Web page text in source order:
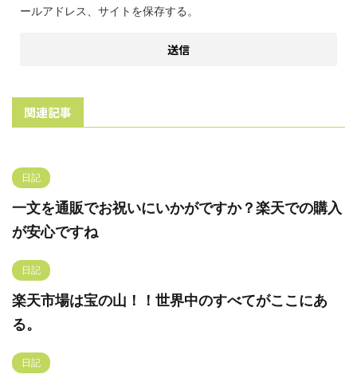
ールアドレス、サイトを保存する。
関連記事
日記
一文を通販でお祝いにいかがですか？楽天での購入
が安心ですね
日記
楽天市場は宝の山！！世界中のすべてがここにあ
る。
日記